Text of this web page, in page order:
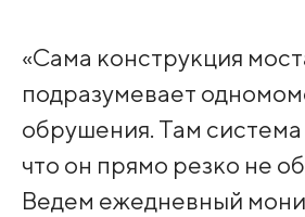
«Сама конструкция
подразумевает
обрушения. Там система
что он прямо резко не
Ведем ежедневный